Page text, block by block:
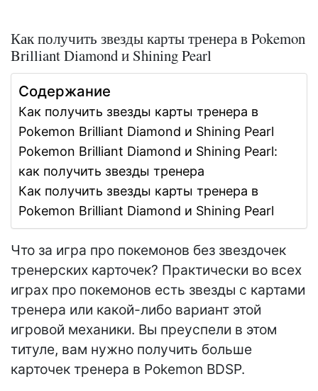
Как получить звезды карты тренера в Pokemon
Brilliant Diamond и Shining Pearl
Содержание
Как получить звезды карты тренера в
Pokemon Brilliant Diamond и Shining Pearl
Pokemon Brilliant Diamond и Shining Pearl:
как получить звезды тренера
Как получить звезды карты тренера в
Pokemon Brilliant Diamond и Shining Pearl
Что за игра про покемонов без звездочек
тренерских карточек? Практически во всех
играх про покемонов есть звезды с картами
тренера или какой-либо вариант этой
игровой механики. Вы преуспели в этом
титуле, вам нужно получить больше
карточек тренера в Pokemon BDSP.